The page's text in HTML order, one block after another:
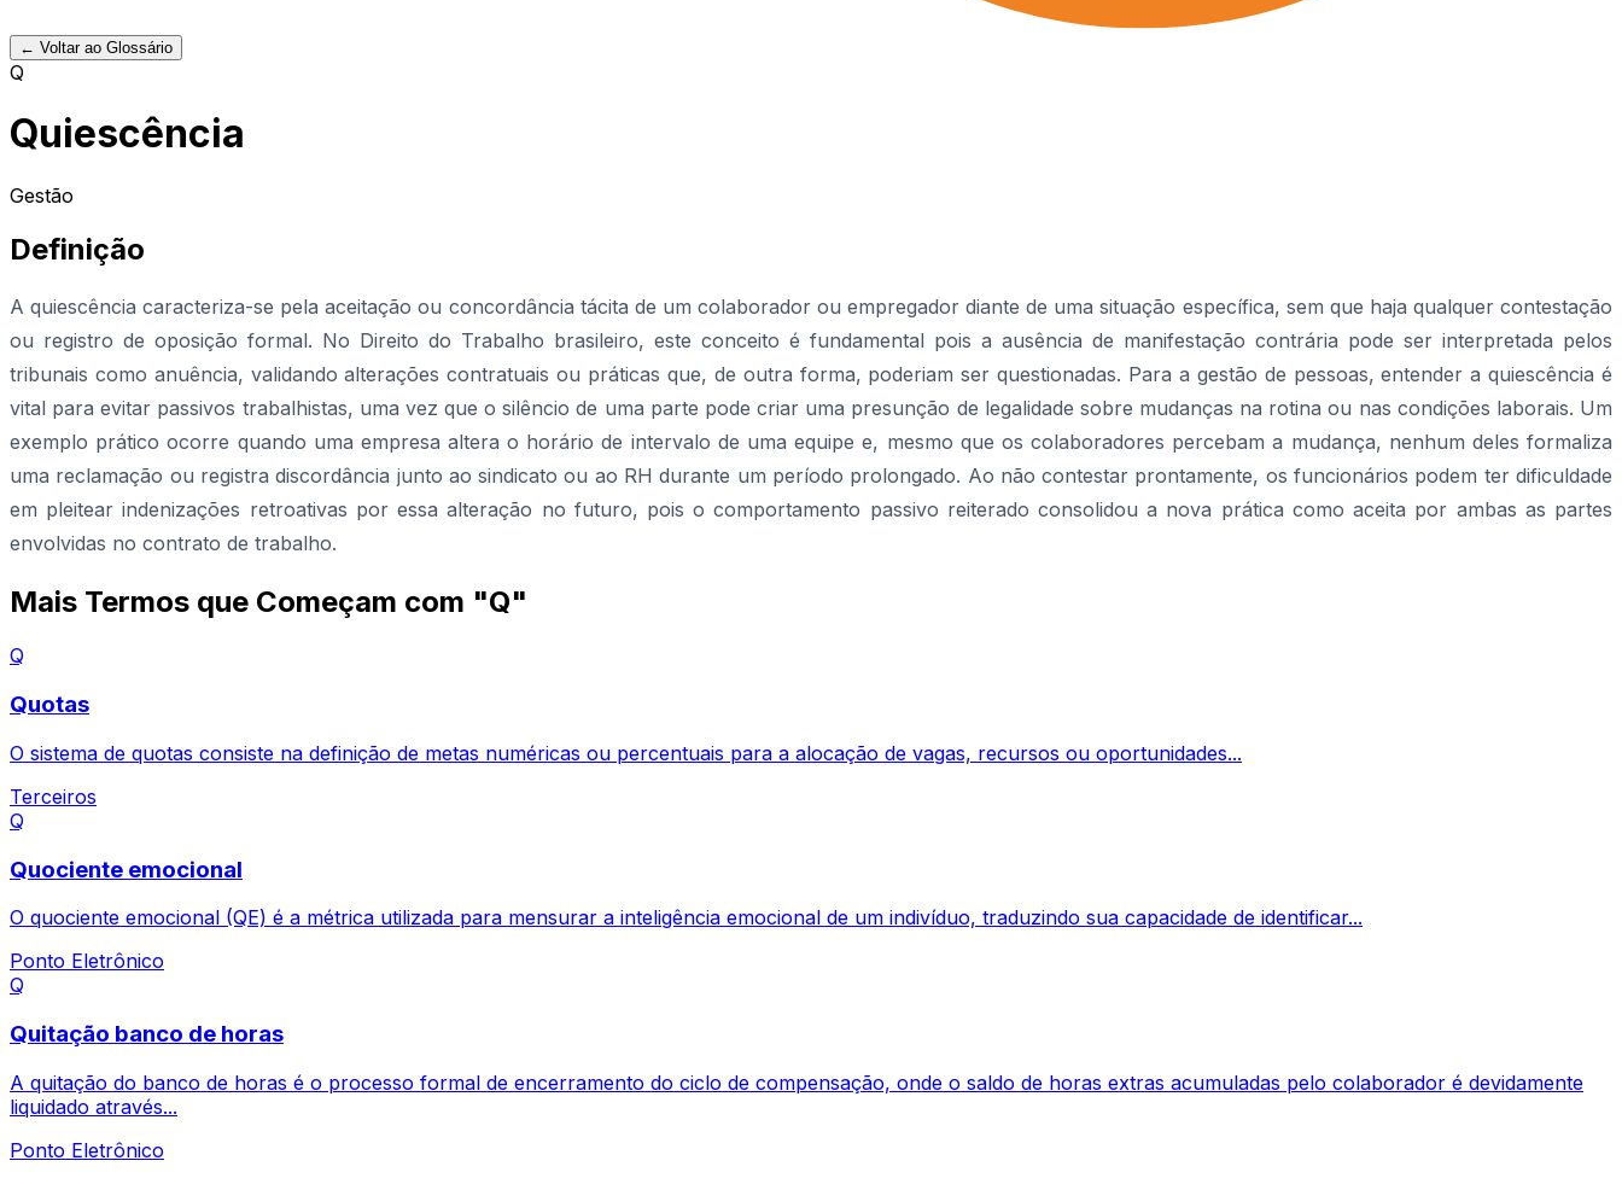
← Voltar ao Glossário
Q
Quiescência
Gestão
Definição
A quiescência caracteriza-se pela aceitação ou concordância tácita de um colaborador ou empregador diante de uma situação específica, sem que haja qualquer contestação
ou registro de oposição formal. No Direito do Trabalho brasileiro, este conceito é fundamental pois a ausência de manifestação contrária pode ser interpretada pelos
tribunais como anuência, validando alterações contratuais ou práticas que, de outra forma, poderiam ser questionadas. Para a gestão de pessoas, entender a quiescência é
vital para evitar passivos trabalhistas, uma vez que o silêncio de uma parte pode criar uma presunção de legalidade sobre mudanças na rotina ou nas condições laborais. Um
exemplo prático ocorre quando uma empresa altera o horário de intervalo de uma equipe e, mesmo que os colaboradores percebam a mudança, nenhum deles formaliza
uma reclamação ou registra discordância junto ao sindicato ou ao RH durante um período prolongado. Ao não contestar prontamente, os funcionários podem ter dificuldade
em pleitear indenizações retroativas por essa alteração no futuro, pois o comportamento passivo reiterado consolidou a nova prática como aceita por ambas as partes
envolvidas no contrato de trabalho.
Mais Termos que Começam com "Q"
Q
Quotas
O sistema de quotas consiste na definição de metas numéricas ou percentuais para a alocação de vagas, recursos ou oportunidades...
Terceiros
Q
Quociente emocional
O quociente emocional (QE) é a métrica utilizada para mensurar a inteligência emocional de um indivíduo, traduzindo sua capacidade de identificar...
Ponto Eletrônico
Q
Quitação banco de horas
A quitação do banco de horas é o processo formal de encerramento do ciclo de compensação, onde o saldo de horas extras acumuladas pelo colaborador é devidamente
liquidado através...
Ponto Eletrônico